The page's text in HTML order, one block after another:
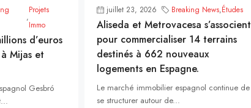
,
Projets
Immo
d’euros
Mijas et
Gesbró
juillet 23, 2026 Breaking News,Études
Aliseda et Metrovacesa s’associent
pour commercialiser 14 terrains
destinés à 662 nouveaux
logements en Espagne.
Le marché immobilier espagnol continue de
se structurer autour de...